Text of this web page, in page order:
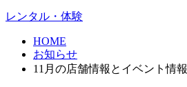
レンタル・体験
HOME
お知らせ
11月の店舗情報とイベント情報